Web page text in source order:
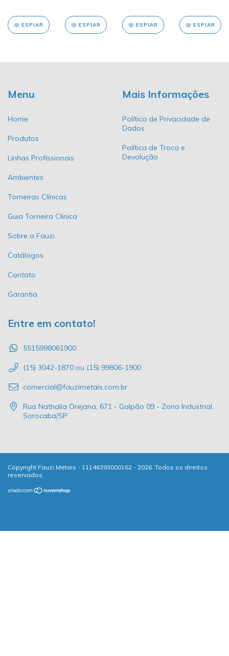
5/8"
ESPIAR
Unidades
ESPIAR ESPIAR
1200
ESPIAR
Menu
Home
Produtos
Linhas Profissionais
Ambientes
Torneiras Clínicas
Guia Torneira Clinica
Sobre a Fauzi
Catálogos
Contato
Garantia
Mais Informações
Política de Privacidade de
Dados
Política de Troca e
Devolução
Entre em contato!
5515998061900
(15) 3042-1870 ou (15) 99806-1900
comercial@fauzimetais.com.br
Rua Nathalia Orejana, 671 - Galpão 09 - Zona Industrial,
Sorocaba/SP
Copyright Fauzi Metais - 11146393000162 - 2026. Todos os direitos
reservados.